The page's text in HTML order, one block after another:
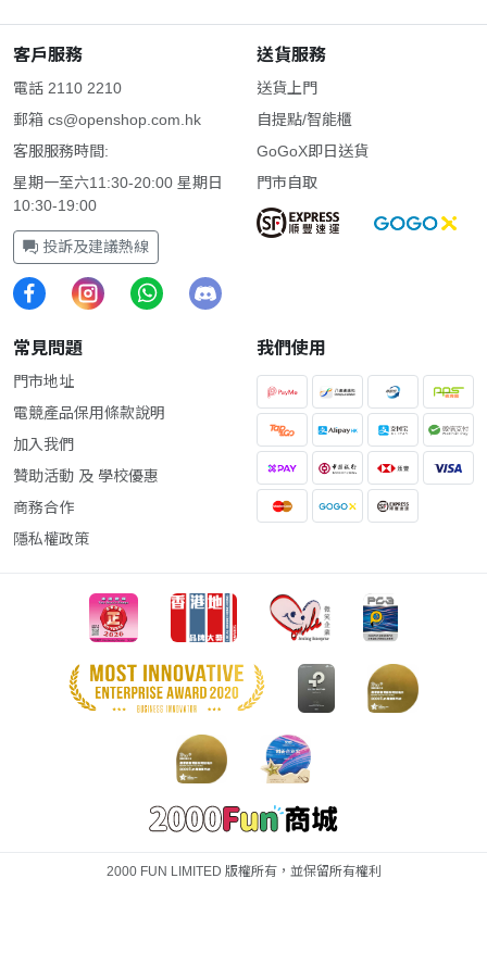
客戶服務
電話 2110 2210
郵箱 cs@openshop.com.hk
客服服務時間:
星期一至六11:30-20:00 星期日
10:30-19:00
投訴及建議熱線
送貨服務
送貨上門
自提點/智能櫃
GoGoX即日送貨
門市自取
常見問題
門市地址
電競產品保用條款說明
加入我們
贊助活動 及 學校優惠
商務合作
隱私權政策
我們使用
2000 FUN LIMITED 版權所有，並保留所有權利